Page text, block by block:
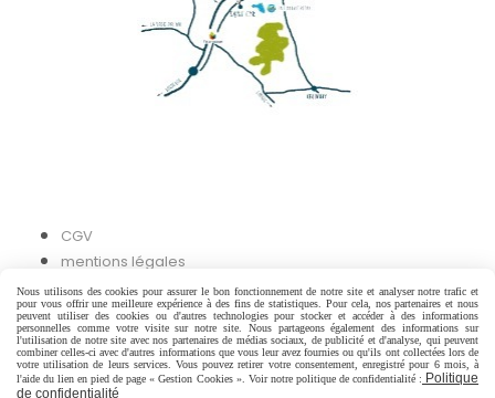
CGV
mentions légales
Facebook est désactivé. Autoriser
Nous utilisons des cookies pour assurer le bon fonctionnement de notre site et analyser notre trafic et
pour vous offrir une meilleure expérience à des fins de statistiques. Pour cela, nos partenaires et nous
peuvent utiliser des cookies ou d'autres technologies pour stocker et accéder à des informations
personnelles comme votre visite sur notre site. Nous partageons également des informations sur
l'utilisation de notre site avec nos partenaires de médias sociaux, de publicité et d'analyse, qui peuvent
combiner celles-ci avec d'autres informations que vous leur avez fournies ou qu'ils ont collectées lors de
votre utilisation de leurs services. Vous pouvez retirer votre consentement, enregistré pour 6 mois, à
l'aide du lien en pied de page « Gestion Cookies ». Voir notre politique de confidentialité : Politique
de confidentialité